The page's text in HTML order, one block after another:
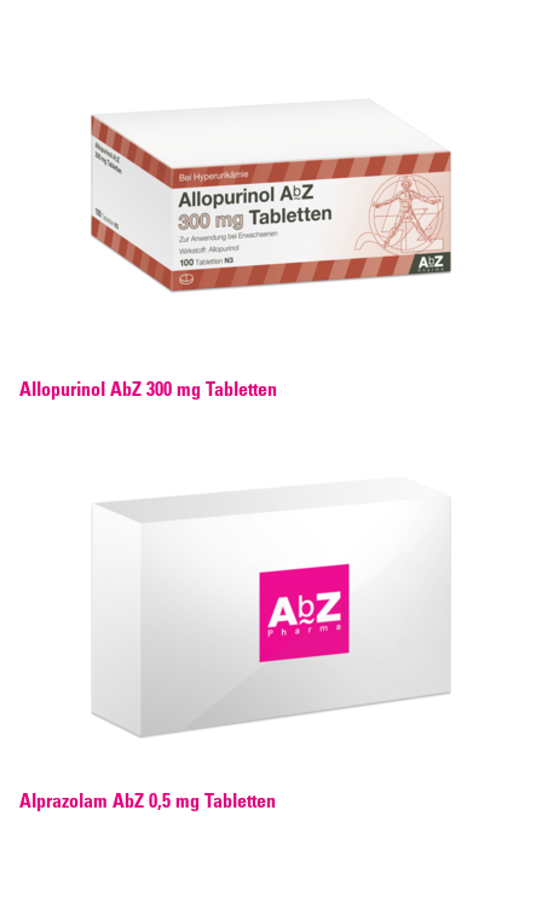
Allopurinol AbZ 300 mg Tabletten
Alprazolam AbZ 0,5 mg Tabletten